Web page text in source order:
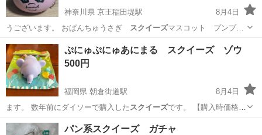
神奈川県 京王稲田堤駅
8月4日
うございます。 おぱんちゅうさぎ スクイーズマスコット プンプン
素人管理になり…
神奈川 川崎市 京王稲田堤駅 おもちゃ
ぷにゅぷにゅあにまる スクイーズ ゾウ
500円
福岡県 朝倉街道駅
8月4日
ます。 数年前にダイソーで購入した スクイーズです。 【購入時価格】
110円位 …
福岡 筑紫野市 朝倉街道駅 その他
パン系スクイーズ ガチャ